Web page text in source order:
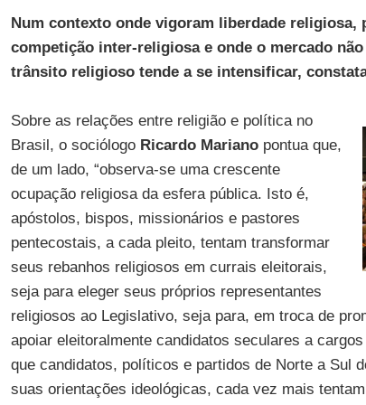
Num contexto onde vigoram liberdade
competição inter-religiosa e onde o mercado
trânsito religioso tende a se intensificar,
Sobre as relações entre religião e política no
Brasil, o sociólogo Ricardo Mariano pontua que,
de um lado, “observa-se uma crescente
ocupação religiosa da esfera pública. Isto é,
apóstolos, bispos, missionários e pastores
pentecostais, a cada pleito, tentam transformar
seus rebanhos religiosos em currais eleitorais,
seja para eleger seus próprios representantes
religiosos ao Legislativo, seja para, em troca de
apoiar eleitoralmente candidatos seculares a
que candidatos, políticos e partidos de Norte a Sul
suas orientações ideológicas, cada vez mais